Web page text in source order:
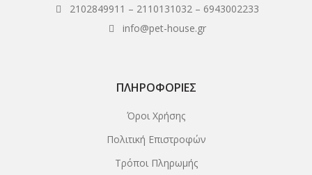
2102849911 – 2110131032 – 6943002233
info@pet-house.gr
ΠΛΗΡΟΦΟΡΊΕΣ
Όροι Χρήσης
Πολιτική Επιστροφών
Τρόποι Πληρωμής